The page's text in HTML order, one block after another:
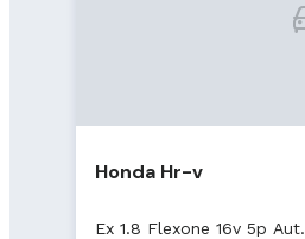
Honda Hr-v
Ex 1.8 Flexone 16v 5p Aut.